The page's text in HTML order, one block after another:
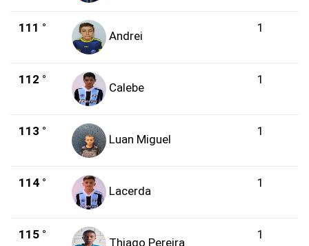
111 °
Andrei
1
112 °
Calebe
1
113 °
Luan Miguel
1
114 °
Lacerda
1
115 °
Thiago Pereira
1